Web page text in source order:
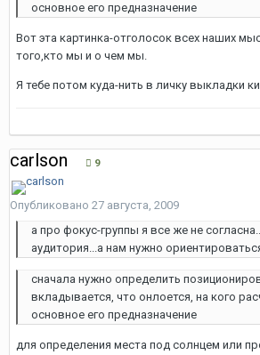
основное его предназначение
Вот эта картинка-отголосок всех наших
того,кто мы и о чем мы.
Я тебе потом куда-нить в личку выкладки
carlson 9
Опубликовано 27 августа, 2009
а про фокус-группы я все же не
аудитория...а нам нужно
сначала нужно определить
вкладывается, что онлоется, на кого
основное его предназначение
для определения места под солнцем или